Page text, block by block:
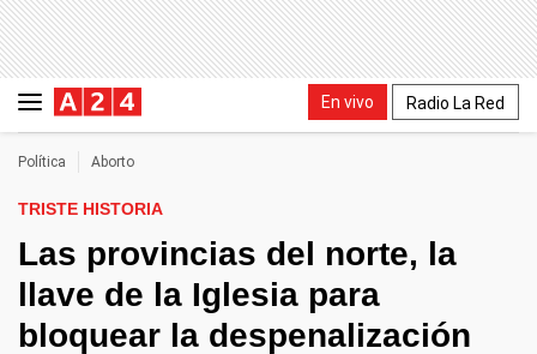
En vivo Radio La Red
Política Aborto
TRISTE HISTORIA
Las provincias del norte, la
llave de la Iglesia para
bloquear la despenalización